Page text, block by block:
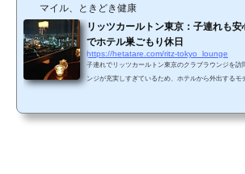
マイル、ときどき健康
リッツカールトン東京：子連れも
でホテル巣ごもり休日
https://hetatare.com/ritz-tokyo_lounge
子連れでリッツカールトン東京のクラブラウンジを訪
ンジが充実しすぎているため、ホテルから外出するモ
0円（税サ別。税サ込みだと38,280円）」でクラブ デ